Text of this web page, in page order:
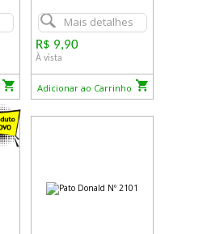
Mais detalhes
R$ 9,90
À vista
Adicionar ao Carrinho